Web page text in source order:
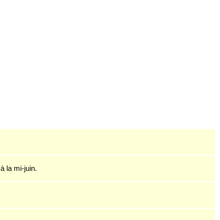
la mi-juin.